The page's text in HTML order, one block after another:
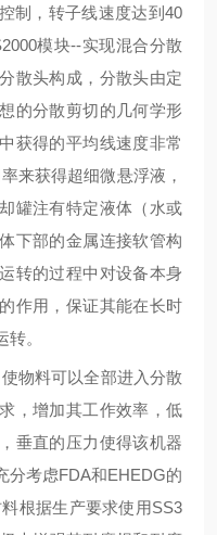
制，转子线速度达到40
模块--实现混合分散
散头构成，分散头由定
的分散剪切的几何学形
获得的平均线速度非常
来获得超细微悬浮液，
罐注有特定液体（水或
下部的金属连接软管构
转的过程中对设备本身
作用，保证其能在长时
。
物料可以全部进入分散
，增加其工作效率，低
垂直的压力使得该机器
分考虑FDA和EHEDG的
根据生产要求使用SS3